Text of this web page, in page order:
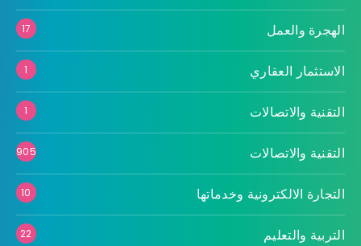
الهجرة والعمل 17
الاستثمار العقاري 1
التقنية والاتصالات 1
التقنية والاتصالات 905
التجارة الالكترونية وخدماتها 10
التربية والتعليم 22